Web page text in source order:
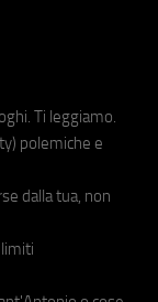
Ti leggiamo.
polemiche e
dalla tua, non